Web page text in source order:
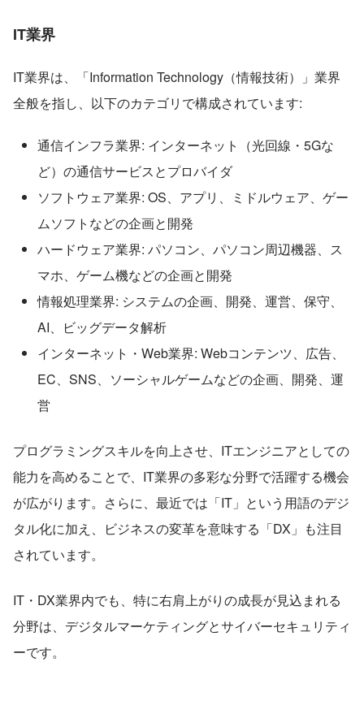
IT業界
IT業界は、「Information Technology（情報技術）」業界
全般を指し、以下のカテゴリで構成されています:
通信インフラ業界: インターネット（光回線・5Gな
ど）の通信サービスとプロバイダ
ソフトウェア業界: OS、アプリ、ミドルウェア、ゲー
ムソフトなどの企画と開発
ハードウェア業界: パソコン、パソコン周辺機器、ス
マホ、ゲーム機などの企画と開発
情報処理業界: システムの企画、開発、運営、保守、
AI、ビッグデータ解析
インターネット・Web業界: Webコンテンツ、広告、
EC、SNS、ソーシャルゲームなどの企画、開発、運
営
プログラミングスキルを向上させ、ITエンジニアとしての
能力を高めることで、IT業界の多彩な分野で活躍する機会
が広がります。さらに、最近では「IT」という用語のデジ
タル化に加え、ビジネスの変革を意味する「DX」も注目
されています。
IT・DX業界内でも、特に右肩上がりの成長が見込まれる
分野は、デジタルマーケティングとサイバーセキュリティ
ーです。